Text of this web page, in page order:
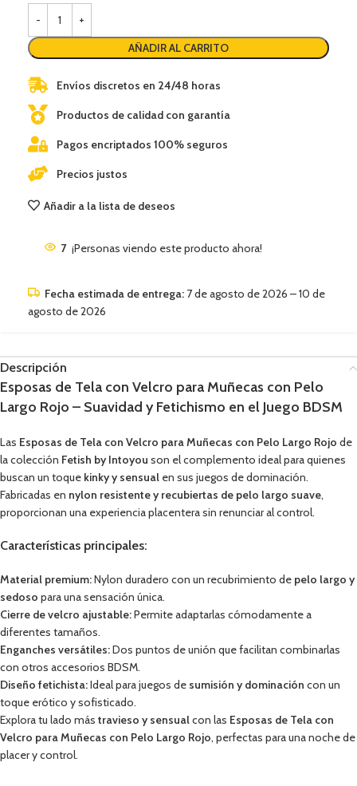
AÑADIR AL CARRITO
Envíos discretos en 24/48 horas
Productos de calidad con garantía
Pagos encriptados 100% seguros
Precios justos
Añadir a la lista de deseos
7 ¡Personas viendo este producto ahora!
Fecha estimada de entrega: 7 de agosto de 2026 – 10 de
agosto de 2026
Descripción
Esposas de Tela con Velcro para Muñecas con Pelo
Largo Rojo – Suavidad y Fetichismo en el Juego BDSM
Las Esposas de Tela con Velcro para Muñecas con Pelo Largo Rojo de
la colección Fetish by Intoyou son el complemento ideal para quienes
buscan un toque kinky y sensual en sus juegos de dominación.
Fabricadas en nylon resistente y recubiertas de pelo largo suave,
proporcionan una experiencia placentera sin renunciar al control.
Características principales:
Material premium:Nylon duradero con un recubrimiento de pelo largo y
sedoso para una sensación única.
Cierre de velcro ajustable:Permite adaptarlas cómodamente a
diferentes tamaños.
Enganches versátiles:Dos puntos de unión que facilitan combinarlas
con otros accesorios BDSM.
Diseño fetichista:Ideal para juegos de sumisión y dominación con un
toque erótico y sofisticado.
Explora tu lado más travieso y sensualcon las Esposas de Tela con
Velcro para Muñecas con Pelo Largo Rojo, perfectas para una noche de
placer y control.